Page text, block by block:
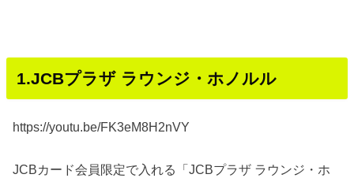
1.JCBプラザ ラウンジ・ホノルル
https://youtu.be/FK3eM8H2nVY
JCBカード会員限定で入れる「JCBプラザ ラウンジ・ホ